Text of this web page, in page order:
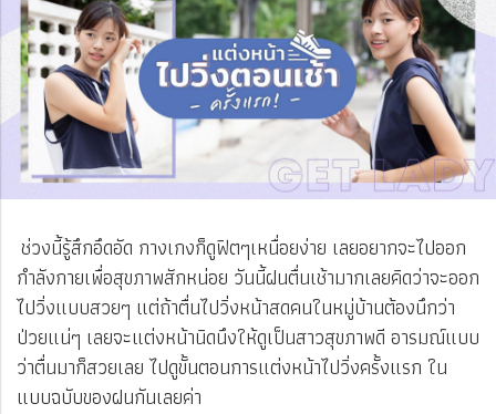
ช่วงนี้รู้สึกอึดอัด กางเกงก็ดูฟิตๆเหนื่อยง่าย เลยอยากจะไปออก
กำลังกายเพื่อสุขภาพสักหน่อย วันนี้ฝนตื่นเช้ามากเลยคิดว่าจะออก
ไปวิ่งแบบสวยๆ แต่ถ้าตื่นไปวิ่งหน้าสดคนในหมู่บ้านต้องนึกว่า
ป่วยแน่ๆ เลยจะแต่งหน้านิดนึงให้ดูเป็นสาวสุขภาพดี อารมณ์แบบ
ว่าตื่นมาก็สวยเลย ไปดูขั้นตอนการแต่งหน้าไปวิ่งครั้งแรก ใน
แบบฉบับของฝนกันเลยค่า